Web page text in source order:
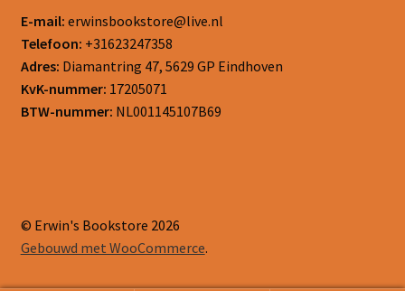
E-mail: erwinsbookstore@live.nl
Telefoon: +31623247358
Adres: Diamantring 47, 5629 GP Eindhoven
KvK-nummer: 17205071
BTW-nummer: NL001145107B69
© Erwin's Bookstore 2026
Gebouwd met WooCommerce.